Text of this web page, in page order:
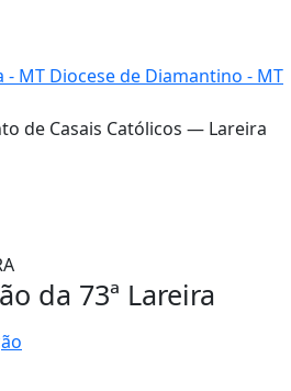
- MT Diocese de Diamantino - MT
da 73ª Lareira